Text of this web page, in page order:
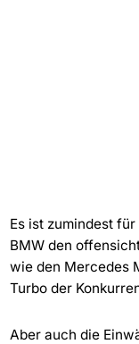
Es ist zumindest
BMW den
wie den Mercedes
Turbo der
Aber auch die